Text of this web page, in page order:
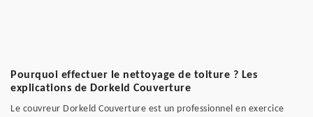
Pourquoi effectuer le nettoyage de toiture ? Les
explications de Dorkeld Couverture
Le couvreur Dorkeld Couverture est un professionnel en exercice